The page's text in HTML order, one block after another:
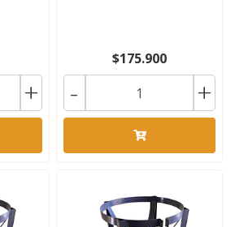
+
$175.900
- +